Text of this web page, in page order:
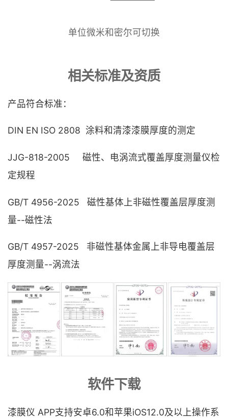
单位微米和密尔可切换
相关标准及资质
产品符合标准：
DIN EN ISO 2808 涂料和清漆漆膜厚度的测定
JJG-818-2005 磁性、电涡流式覆盖厚度测量仪检
定规程
GB/T 4956-2025 磁性基体上非磁性覆盖层厚度测
量--磁性法
GB/T 4957-2025 非磁性基体金属上非导电覆盖层
厚度测量--涡流法
软件下载
漆膜仪 APP支持安卓6.0和苹果iOS12.0及以上操作系